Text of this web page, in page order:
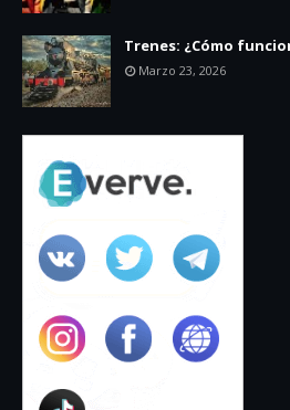
Trenes: ¿Cómo
Marzo 23, 2026